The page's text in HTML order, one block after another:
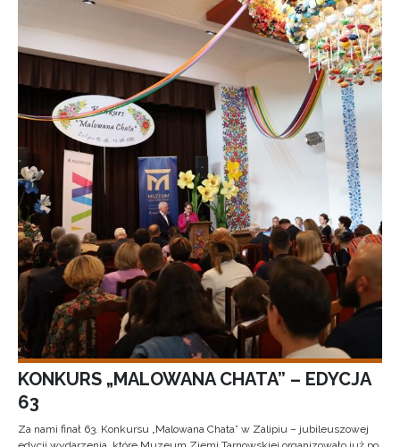
KONKURS „MALOWANA CHATA” – EDYCJA
63
Za nami finał 63. Konkursu „Malowana Chata” w Zalipiu – jubileuszowej